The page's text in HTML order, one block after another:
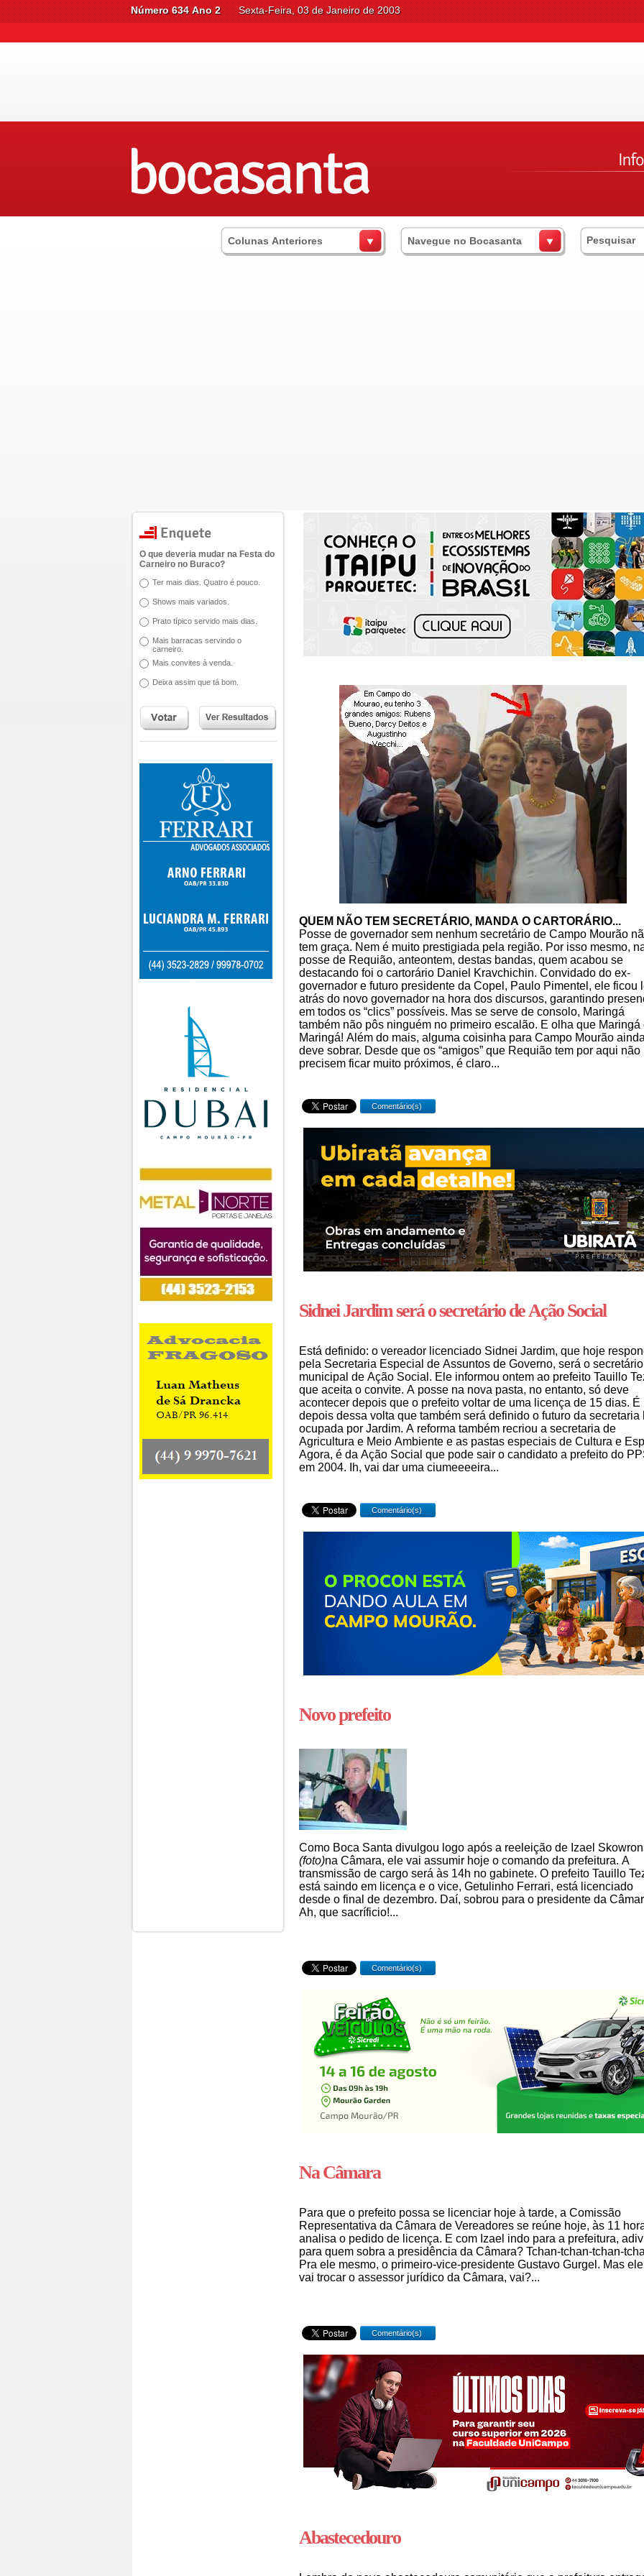
Número 634 Ano 2 Sexta-Feira, 03 de Janeiro de 2003
Colunas Anteriores Navegue no Bocasanta
O que deveria mudar na Festa do
Carneiro no Buraco?
Ter mais dias. Quatro é pouco.
Shows mais variados.
Prato típico servido mais dias.
Mais barracas servindo o
carneiro.
Mais convites à venda.
Deixa assim que tá bom.
QUEM NÃO TEM SECRETÁRIO, MANDA O CARTORÁRIO...
Posse de governador sem nenhum secretário de Campo Mourão
tem graça. Nem é muito prestigiada pela região. Por isso mesmo,
posse de Requião, anteontem, destas bandas, quem acabou se
destacando foi o cartorário Daniel Kravchichin. Convidado do ex-
governador e futuro presidente da Copel, Paulo Pimentel, ele ficou
atrás do novo governador na hora dos discursos, garantindo
em todos os “clics” possíveis. Mas se serve de consolo, Maringá
também não pôs ninguém no primeiro escalão. E olha que Maringá
Maringá! Além do mais, alguma coisinha para Campo Mourão
deve sobrar. Desde que os “amigos” que Requião tem por aqui não
precisem ficar muito próximos, é claro...
Comentário(s)
Sidnei Jardim será o secretário de Ação Social
Está definido: o vereador licenciado Sidnei Jardim, que hoje
pela Secretaria Especial de Assuntos de Governo, será o secretário
municipal de Ação Social. Ele informou ontem ao prefeito Tauillo
que aceita o convite. A posse na nova pasta, no entanto, só deve
acontecer depois que o prefeito voltar de uma licença de 15 dias. É
depois dessa volta que também será definido o futuro da secretaria
ocupada por Jardim. A reforma também recriou a secretaria de
Agricultura e Meio Ambiente e as pastas especiais de Cultura e
Agora, é da Ação Social que pode sair o candidato a prefeito do
em 2004. Ih, vai dar uma ciumeeeeira...
Comentário(s)
Novo prefeito
Como Boca Santa divulgou logo após a reeleição de Izael
(foto)na Câmara, ele vai assumir hoje o comando da prefeitura. A
transmissão de cargo será às 14h no gabinete. O prefeito Tauillo
está saindo em licença e o vice, Getulinho Ferrari, está licenciado
desde o final de dezembro. Daí, sobrou para o presidente da
Ah, que sacríficio!...
Comentário(s)
Na Câmara
Para que o prefeito possa se licenciar hoje à tarde, a Comissão
Representativa da Câmara de Vereadores se reúne hoje, às 11
analisa o pedido de licença. E com Izael indo para a prefeitura,
para quem sobra a presidência da Câmara? Tchan-tchan-tchan-
Pra ele mesmo, o primeiro-vice-presidente Gustavo Gurgel. Mas
vai trocar o assessor jurídico da Câmara, vai?...
Comentário(s)
Abastecedouro